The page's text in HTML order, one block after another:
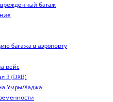
багаж
багажа в аэропорту
рейс
3 (DXB)
Умры/Хаджа